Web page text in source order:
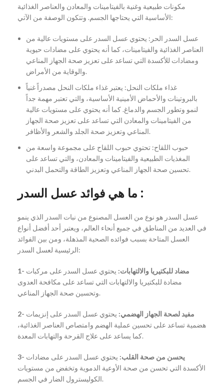
مكونات طبيعية وغنية بالفيتامينات والمعادن والعناصر الغذائية
الأساسية التي يحتاجها الجسم. وتتكون الوصفة من الآتي:
عسل السدر الحر: يحتوي عسل السدر على مستويات عالية من
العناصر الغذائية والفيتامينات، كما أنه يحتوي على مضادات حيوية
ومضادات للأكسدة التي تساعد على تعزيز صحة الجهاز المناعي
والوقاية من الأمراض.
غذاء ملكات النحل: يعتبر غذاء ملكات النحل مصدراً غنياً
بالبروتينات والأحماض الأمينية الأساسية، والتي تعتبر مهمة جداً
لنمو وتطور الجسم والدماغ. كما أنه يحتوي على مستويات عالية
من الفيتامينات والمعادن التي تساعد على تعزيز صحة الجهاز
المناعي وتعزيز صحة الجلد والشعر والأظافر.
حبوب اللقاح: تحتوي حبوب اللقاح على مجموعة واسعة من
المغذيات الطبيعية والفيتامينات والمعادن، والتي تساعد على
تحسين صحة الجهاز المناعي وتعزيز الطاقة والتحمل البدني.
ما هي فوائد عسل السدر :
عسل السدر هو نوع من العسل المصنوع من نبات السدر الذي ينمو
في العديد من المناطق في جميع أنحاء العالم، ويعتبر أحد أفضل أنواع
العسل المتاحة بسبب فوائده الصحية المذهلة، ومن بين الفوائد
الرئيسية لعسل السدر:
1- مضاد للبكتيريا والالتهابات: يحتوي عسل السدر على مركبات
مضادة للبكتيريا والالتهابات التي تساعد على مكافحة العدوى
وتحسين صحة الجهاز المناعي.
2- مفيد لصحة الجهاز الهضمي: يحتوي عسل السدر على إنزيمات
هضمية تساعد على تحسين عملية الهضم وامتصاص العناصر الغذائية،
كما يساعد على علاج القرحة والتهابات المعدة.
3- يحسن من صحة القلب: يحتوي عسل السدر على مضادات
الأكسدة التي تحسن من صحة الأوعية الدموية وتخفض من مستويات
الكوليسترول الضار في الجسم.